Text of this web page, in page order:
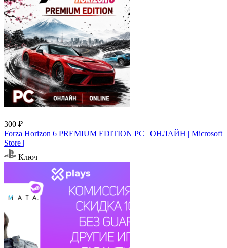
300 ₽
Forza Horizon 6 PREMIUM EDITION PC | ОНЛАЙН | Microsoft
Store |
Ключ